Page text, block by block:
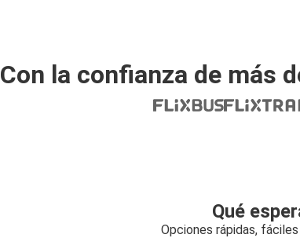
Con la confianza de más
Qué
Opciones rápidas,